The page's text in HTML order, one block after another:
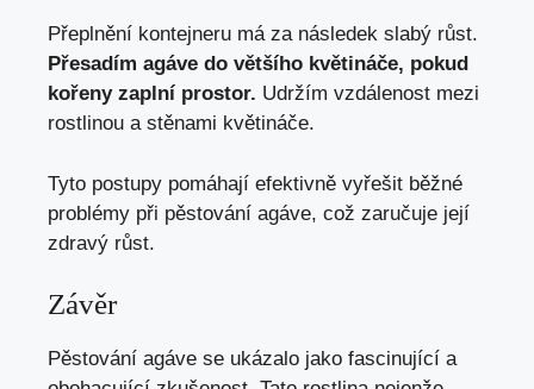
Přeplnění kontejneru má za následek slabý růst.
Přesadím agáve do většího květináče, pokud
kořeny zaplní prostor. Udržím vzdálenost mezi
rostlinou a stěnami květináče.
Tyto postupy pomáhají efektivně vyřešit běžné
problémy při pěstování agáve, což zaručuje její
zdravý růst.
Závěr
Pěstování agáve se ukázalo jako fascinující a